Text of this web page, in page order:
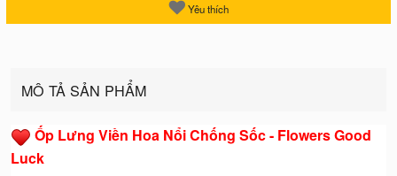
Yêu thích
MÔ TẢ SẢN PHẨM
Ốp Lưng Viền Hoa Nổi Chống Sốc - Flowers Good
Luck